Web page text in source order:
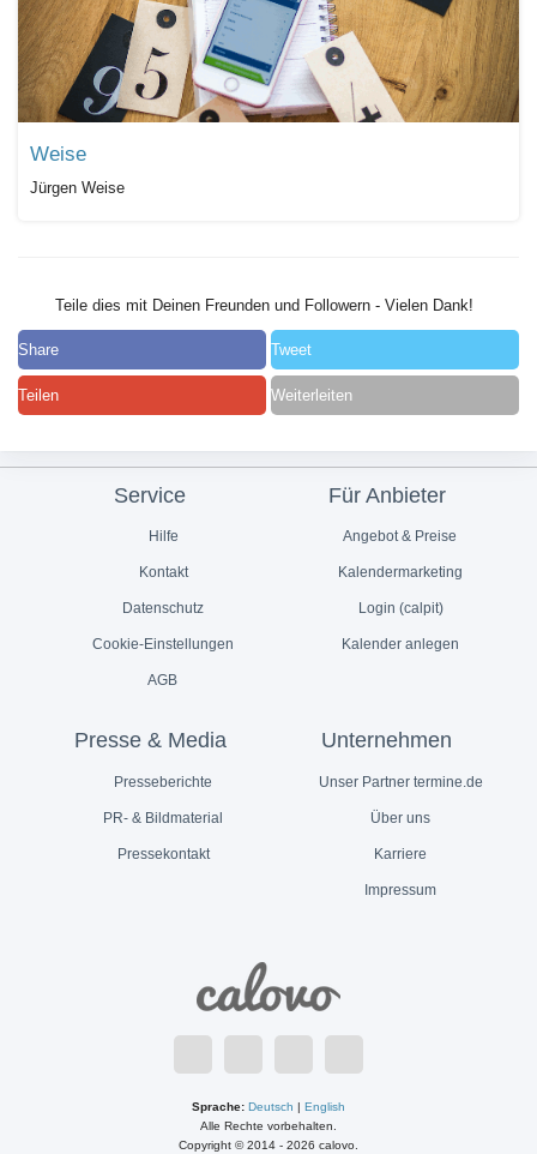
Weise
Jürgen Weise
Teile dies mit Deinen Freunden und Followern - Vielen Dank!
Share Tweet
Teilen Weiterleiten
Service
Hilfe
Kontakt
Datenschutz
Cookie-Einstellungen
AGB
Für Anbieter
Angebot & Preise
Kalendermarketing
Login (calpit)
Kalender anlegen
Presse & Media
Presseberichte
PR- & Bildmaterial
Pressekontakt
Unternehmen
Unser Partner termine.de
Über uns
Karriere
Impressum
Sprache: Deutsch | English
Alle Rechte vorbehalten.
Copyright © 2014 - 2026 calovo.